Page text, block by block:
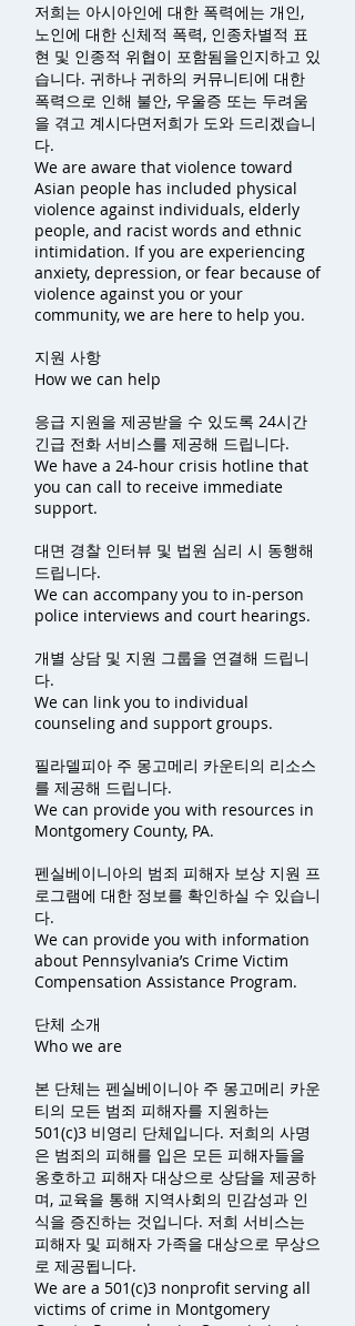
저희는 아시아인에 대한 폭력에는 개인,
노인에 대한 신체적 폭력, 인종차별적 표
현 및 인종적 위협이 포함됨을인지하고 있
습니다. 귀하나 귀하의 커뮤니티에 대한
폭력으로 인해 불안, 우울증 또는 두려움
을 겪고 계시다면저희가 도와 드리겠습니
다.
We are aware that violence toward
Asian people has included physical
violence against individuals, elderly
people, and racist words and ethnic
intimidation. If you are experiencing
anxiety, depression, or fear because of
violence against you or your
community, we are here to help you.
지원 사항
How we can help
응급 지원을 제공받을 수 있도록 24시간
긴급 전화 서비스를 제공해 드립니다.
We have a 24-hour crisis hotline that
you can call to receive immediate
support.
대면 경찰 인터뷰 및 법원 심리 시 동행해
드립니다.
We can accompany you to in-person
police interviews and court hearings.
개별 상담 및 지원 그룹을 연결해 드립니
다.
We can link you to individual
counseling and support groups.
필라델피아 주 몽고메리 카운티의 리소스
를 제공해 드립니다.
We can provide you with resources in
Montgomery County, PA.
펜실베이니아의 범죄 피해자 보상 지원 프
로그램에 대한 정보를 확인하실 수 있습니
다.
We can provide you with information
about Pennsylvania’s Crime Victim
Compensation Assistance Program.
단체 소개
Who we are
본 단체는 펜실베이니아 주 몽고메리 카운
티의 모든 범죄 피해자를 지원하는
501(c)3 비영리 단체입니다. 저희의 사명
은 범죄의 피해를 입은 모든 피해자들을
옹호하고 피해자 대상으로 상담을 제공하
며, 교육을 통해 지역사회의 민감성과 인
식을 증진하는 것입니다. 저희 서비스는
피해자 및 피해자 가족을 대상으로 무상으
로 제공됩니다.
We are a 501(c)3 nonprofit serving all
victims of crime in Montgomery